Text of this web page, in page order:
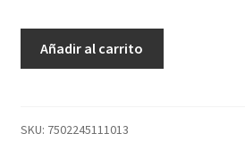
cantidad
Añadir al carrito
SKU: 7502245111013